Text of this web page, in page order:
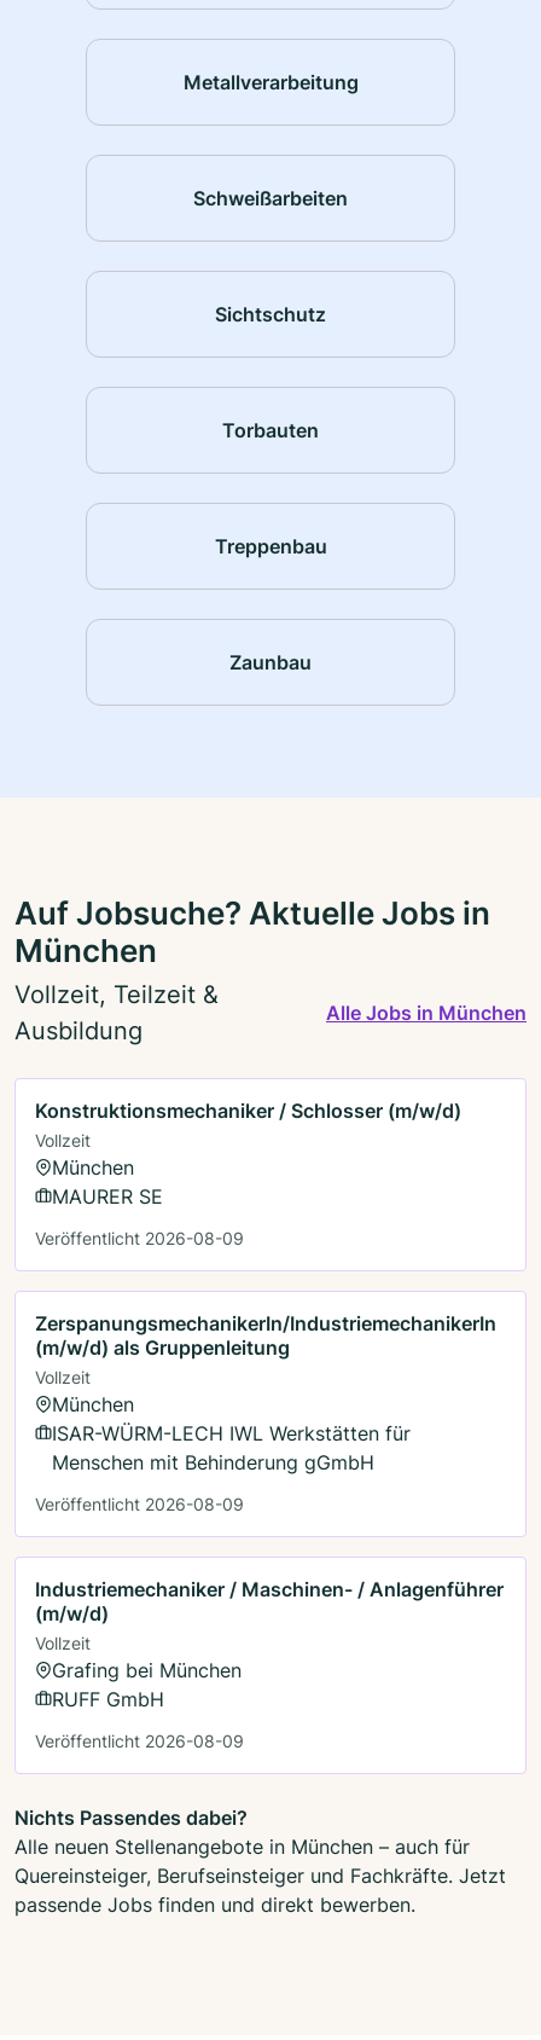
Metallverarbeitung
Schweißarbeiten
Sichtschutz
Torbauten
Treppenbau
Zaunbau
Auf Jobsuche? Aktuelle Jobs in
München
Vollzeit, Teilzeit &
Ausbildung
Alle Jobs in München
Konstruktionsmechaniker / Schlosser (m/w/d)
Vollzeit
München
MAURER SE
Veröffentlicht 2026-08-09
ZerspanungsmechanikerIn/IndustriemechanikerIn
(m/w/d) als Gruppenleitung
Vollzeit
München
ISAR-WÜRM-LECH IWL Werkstätten für
Menschen mit Behinderung gGmbH
Veröffentlicht 2026-08-09
Industriemechaniker / Maschinen- / Anlagenführer
(m/w/d)
Vollzeit
Grafing bei München
RUFF GmbH
Veröffentlicht 2026-08-09
Nichts Passendes dabei?
Alle neuen Stellenangebote in München – auch für
Quereinsteiger, Berufseinsteiger und Fachkräfte. Jetzt
passende Jobs finden und direkt bewerben.